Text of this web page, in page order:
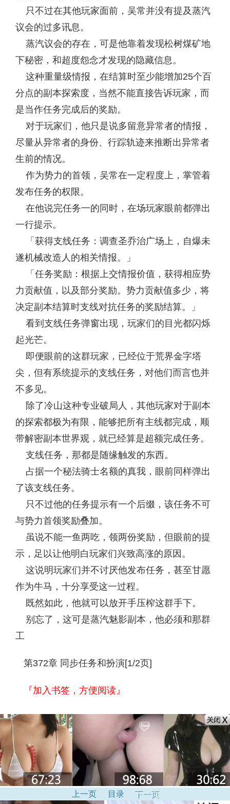
只不过在其他玩家面前，吴常并没有提及蒸汽
议会的过多讯息。
蒸汽议会的存在，可是他靠着发现松树煤矿地
下秘密，和超度怨念才发现的隐藏信息。
这种重量级情报，在结算时至少能增加25个百
分点的副本探索度，当然不能直接告诉玩家，而
是当作任务完成后的奖励。
对于玩家们，他只是说多留意异常者的情报，
尽量从异常者的身份、行踪轨迹来推断出异常者
生前的情况。
作为势力的首领，吴常在一定程度上，掌管着
发布任务的权限。
在他说完任务一的同时，在场玩家眼前都弹出
一行提示。
「获得支线任务：调查圣乔治广场上，自爆未
遂机械改造人的相关情报。」
「任务奖励：根据上交情报价值，获得相应势
力贡献值，以及部分奖励。势力贡献值多少，将
决定副本结算时支线对抗任务的奖励结算。」
看到支线任务弹窗出现，玩家们的目光都闪烁
起光芒。
即便眼前的这群玩家，已经位于荒界金字塔
尖，但有系统提示的支线任务，对他们而言也并
不多见。
除了冷山这种专业破局人，其他玩家对于副本
的探索都极为有限，能够把所有主线都完成，顺
带解密副本世界观，就已经算是超额完成任务。
支线任务，那都是随缘触发的东西。
占据一个秘法骑士名额的真我，眼前同样弹出
了该支线任务。
只不过他的任务提示有一个后缀，该任务不可
与势力首领奖励叠加。
虽说不能一鱼两吃，领两份奖励，但眼前的提
示，足以让他明白玩家们兴致高涨的原因。
这说明玩家们并不讨厌他发布任务，甚至甘愿
作为牛马，十分享受这一过程。
既然如此，他就可以放开手压榨这群手下。
别忘了，这可是蒸汽魅影副本，他必须和那群
工
第372章 同步任务和扮演[1/2页]
『加入书签，方便阅读』
上一页 目录 下一页